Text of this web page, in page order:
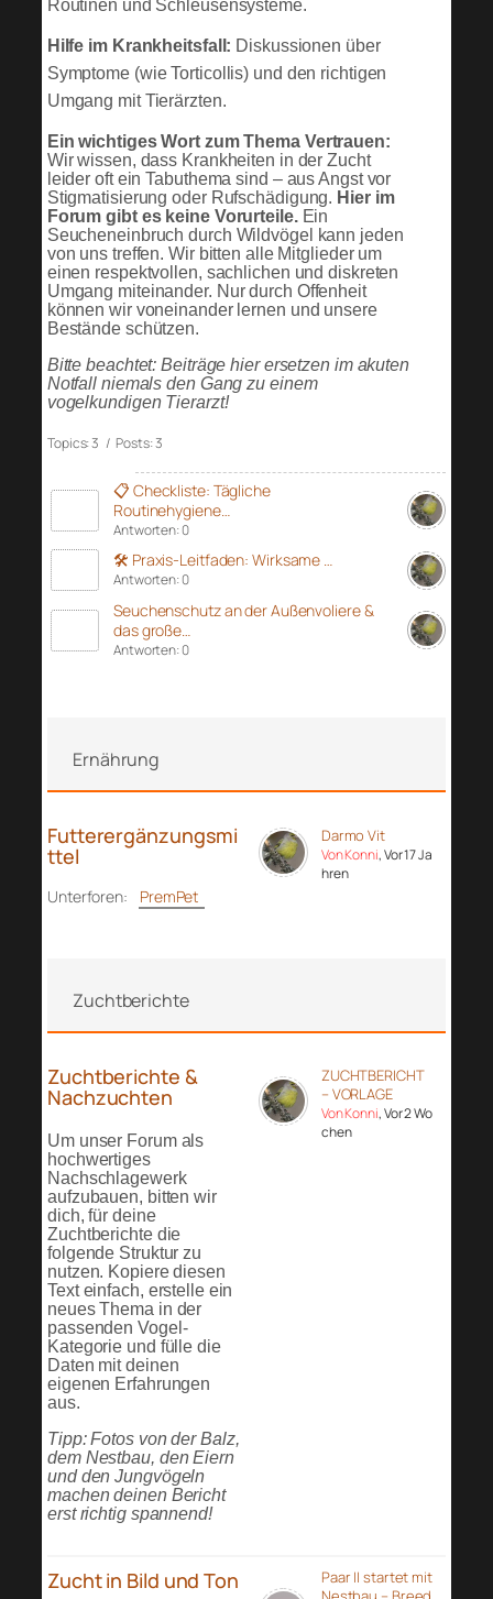
Routinen und Schleusensysteme.
Hilfe im Krankheitsfall: Diskussionen über
Symptome (wie Torticollis) und den richtigen
Umgang mit Tierärzten.
Ein wichtiges Wort zum Thema Vertrauen:
Wir wissen, dass Krankheiten in der Zucht
leider oft ein Tabuthema sind – aus Angst vor
Stigmatisierung oder Rufschädigung. Hier im
Forum gibt es keine Vorurteile.Ein
Seucheneinbruch durch Wildvögel kann jeden
von uns treffen. Wir bitten alle Mitglieder um
einen respektvollen, sachlichen und diskreten
Umgang miteinander. Nur durch Offenheit
können wir voneinander lernen und unsere
Bestände schützen.
Bitte beachtet: Beiträge hier ersetzen im akuten
Notfall niemals den Gang zu einem
vogelkundigen Tierarzt!
Topics: 3 / Posts: 3
📋 Checkliste: Tägliche
Routinehygiene…
Antworten: 0
🛠️ Praxis-Leitfaden: Wirksame …
Antworten: 0
Seuchenschutz an der Außenvoliere &
das große…
Antworten: 0
Ernährung
Futterergänzungsmi
ttel
Unterforen: PremPet
Darmo Vit
Von Konni, Vor 17 Ja
hren
Zuchtberichte
Zuchtberichte &
Nachzuchten
Um unser Forum als
hochwertiges
Nachschlagewerk
aufzubauen, bitten wir
dich, für deine
Zuchtberichte die
folgende Struktur zu
nutzen. Kopiere diesen
Text einfach, erstelle ein
neues Thema in der
passenden Vogel-
Kategorie und fülle die
Daten mit deinen
eigenen Erfahrungen
aus.
Tipp: Fotos von der Balz,
dem Nestbau, den Eiern
und den Jungvögeln
machen deinen Bericht
erst richtig spannend!
ZUCHTBERICHT
– VORLAGE
Von Konni, Vor 2 Wo
chen
Zucht in Bild und Ton
Paar II startet mit